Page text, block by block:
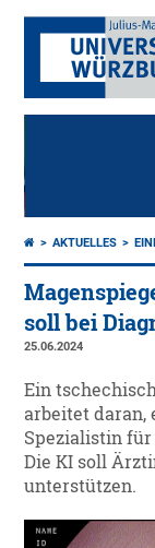
AKTUELLES
soll bei
25.06.2024
Ein
arbeitet daran,
Spezialistin
Die KI soll
unterstützen.